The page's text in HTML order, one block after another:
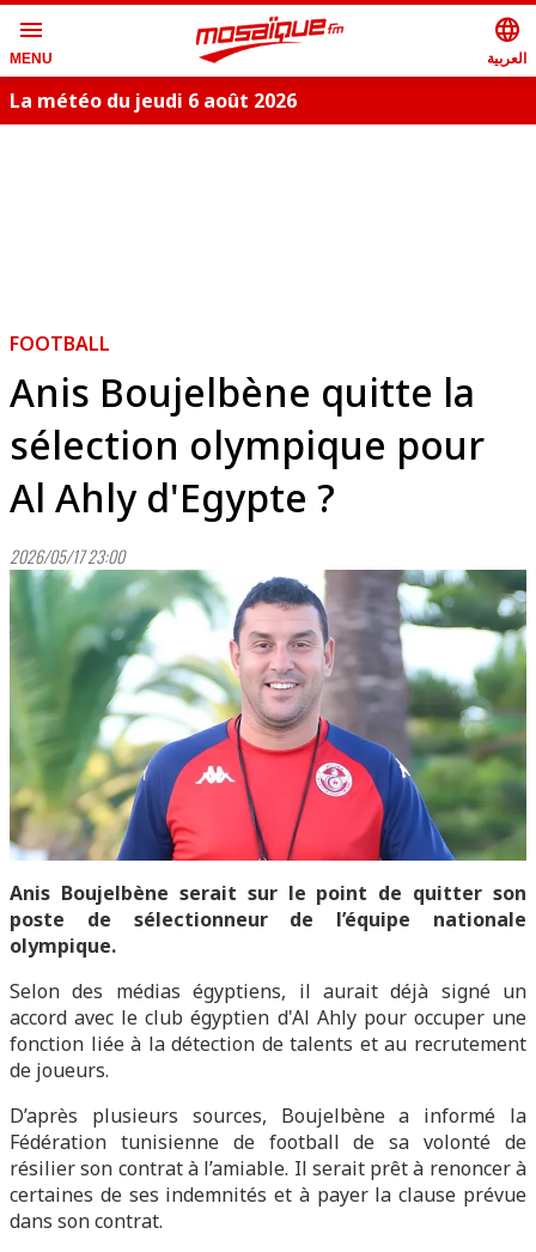
menu
MENU
language
العربية
La météo du jeudi 6 août 2026
FOOTBALL
Anis Boujelbène quitte la
sélection olympique pour
Al Ahly d'Egypte ?
2026/05/17 23:00
Anis Boujelbène serait sur le point de quitter son
poste de sélectionneur de l’équipe nationale
olympique.
Selon des médias égyptiens, il aurait déjà signé un
accord avec le club égyptien d'Al Ahly pour occuper une
fonction liée à la détection de talents et au recrutement
de joueurs.
D’après plusieurs sources, Boujelbène a informé la
Fédération tunisienne de football de sa volonté de
résilier son contrat à l’amiable. Il serait prêt à renoncer à
certaines de ses indemnités et à payer la clause prévue
dans son contrat.